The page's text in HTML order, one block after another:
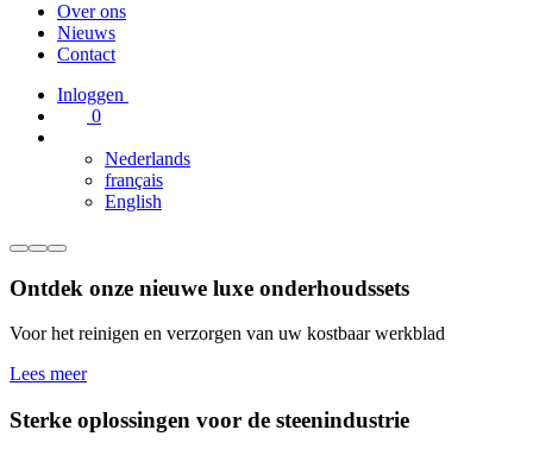
Over ons
Nieuws
Contact
Inloggen
0
Nederlands
français
English
Ontdek onze nieuwe luxe onderhoudssets
Voor het reinigen en verzorgen van uw kostbaar werkblad
Lees meer
Sterke oplossingen voor de steenindustrie